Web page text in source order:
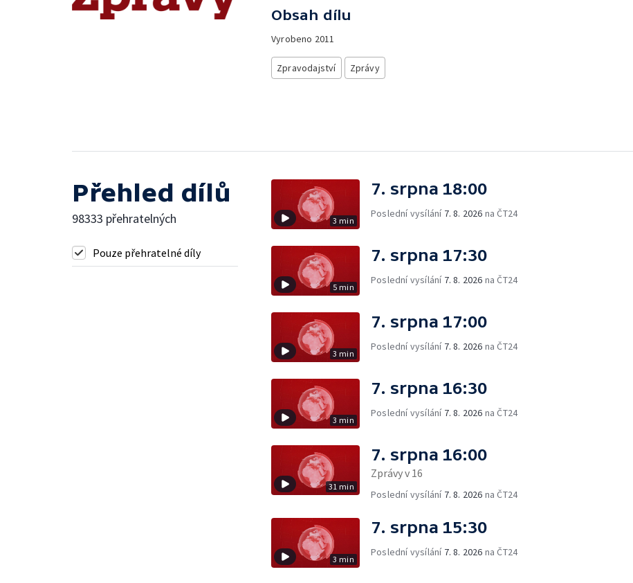
Obsah dílu
Vyrobeno 2011
Zpravodajství Zprávy
Přehled dílů
98333 přehratelných
Pouze přehratelné díly
3 min
7. srpna 18:00
Poslední vysílání 7. 8. 2026 na ČT24
5 min
7. srpna 17:30
Poslední vysílání 7. 8. 2026 na ČT24
3 min
7. srpna 17:00
Poslední vysílání 7. 8. 2026 na ČT24
3 min
7. srpna 16:30
Poslední vysílání 7. 8. 2026 na ČT24
31 min
7. srpna 16:00
Zprávy v 16
Poslední vysílání 7. 8. 2026 na ČT24
3 min
7. srpna 15:30
Poslední vysílání 7. 8. 2026 na ČT24